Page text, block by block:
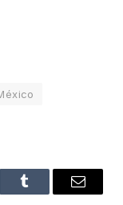
Tumblr Email